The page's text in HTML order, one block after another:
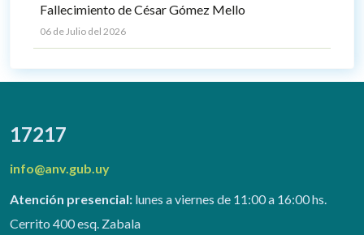
Fallecimiento de César Gómez Mello
06 de Julio del 2026
17217
info@anv.gub.uy
Atención presencial: lunes a viernes de 11:00 a 16:00 hs.
Cerrito 400 esq. Zabala